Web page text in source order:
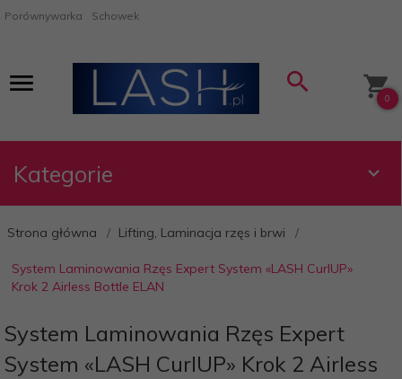
Porównywarka Schowek
0
Kategorie
Strona główna Lifting, Laminacja rzęs i brwi
System Laminowania Rzęs Expert System «LASH CurlUP»
Krok 2 Airless Bottle ELAN
System Laminowania Rzęs Expert
System «LASH CurlUP» Krok 2 Airless